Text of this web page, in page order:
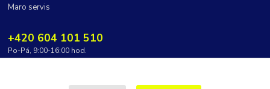
Maro servis
+420 604 101 510
Po-Pá, 9:00-16:00 hod.